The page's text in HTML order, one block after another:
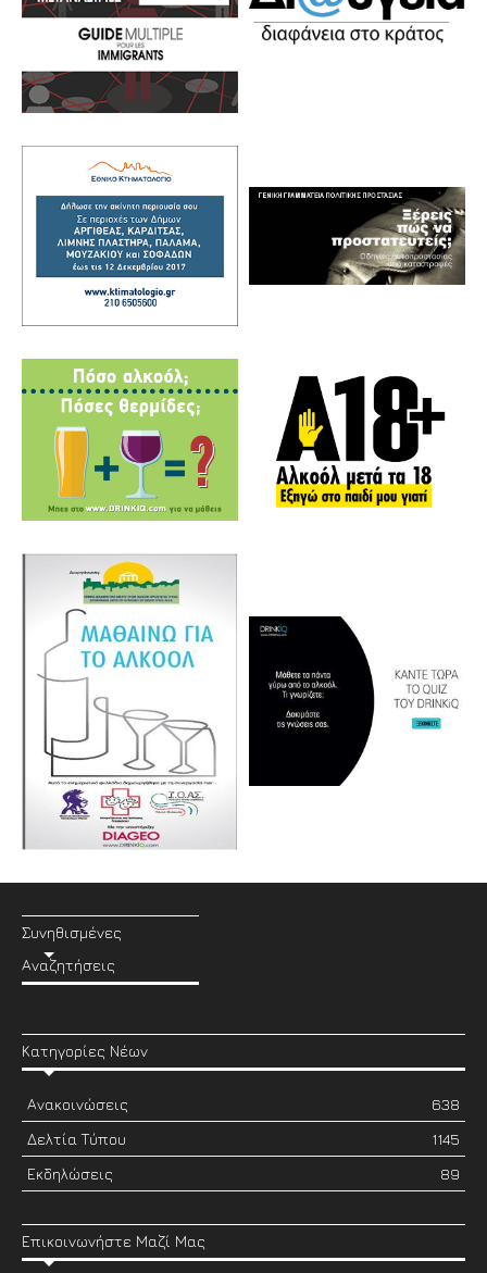
Συνηθισμένες
Αναζητήσεις
Κατηγορίες Νέων
Ανακοινώσεις
638
Δελτία Τύπου
1145
Εκδηλώσεις
89
Επικοινωνήστε Μαζί Μας